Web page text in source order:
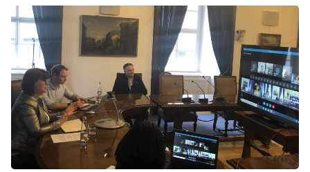
járműveken, a Budapesti Közlekedési Központ és a
Főpolgármesteri Hivatal mosható és vasalható
textilmaszkot oszt az utazóközönségnek és a fővárosban
közlekedőknek a következő napokban.